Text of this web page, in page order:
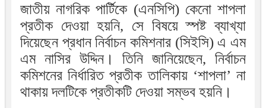
জাতীয় নাগরিক পার্টিকে (এনসিপি) কেনো শাপলা
প্রতীক দেওয়া হয়নি, সে বিষয়ে স্পষ্ট ব্যাখ্যা
দিয়েছেন প্রধান নির্বাচন কমিশনার (সিইসি) এ এম
এম নাসির উদ্দিন। তিনি জানিয়েছেন, নির্বাচন
কমিশনের নির্ধারিত প্রতীক তালিকায় ‘শাপলা’ না
থাকায় দলটিকে প্রতীকটি দেওয়া সম্ভব হয়নি।